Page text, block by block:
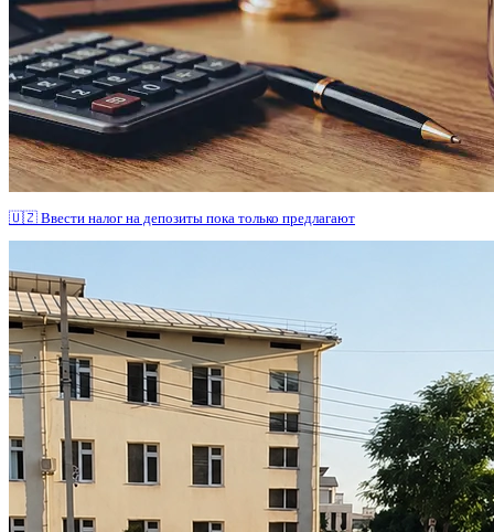
🇺🇿 Ввести налог на депозиты пока только предлагают